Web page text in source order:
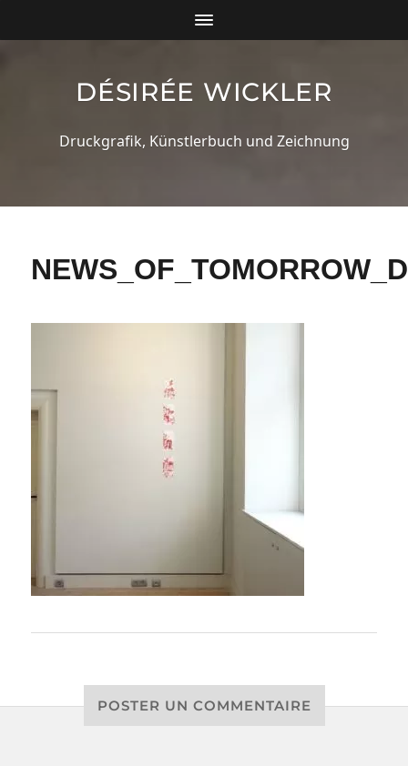
DÉSIRÉE WICKLER
Druckgrafik, Künstlerbuch und Zeichnung
POSTER UN COMMENTAIRE